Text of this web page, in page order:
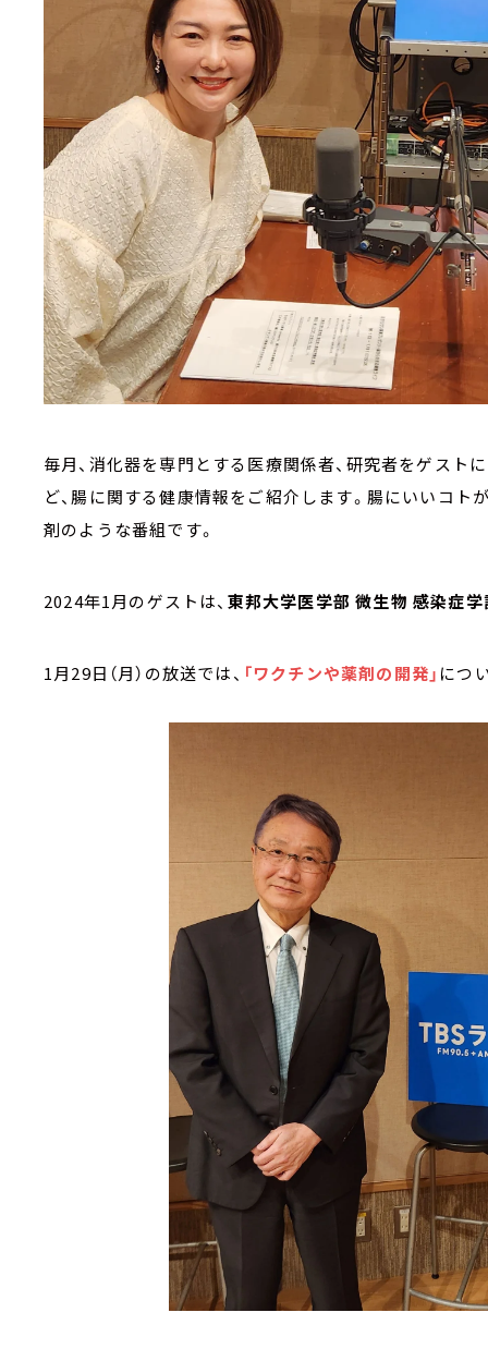
毎月、消化器を専門とする医療関係者、研究者をゲスト
ど、腸に関する健康情報をご紹介します。腸にいいコト
剤のような番組です。
2024年1月のゲストは、 東邦大学医学部 微生物 感染症
1月29日（月）の放送では、 「ワクチンや薬剤の開発」 につ